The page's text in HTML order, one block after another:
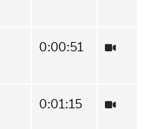
0:00:51
0:01:15